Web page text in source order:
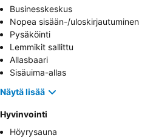
Businesskeskus
Nopea sisään-/uloskirjautuminen
Pysäköinti
Lemmikit sallittu
Allasbaari
Sisäuima-allas
Näytä lisää
Hyvinvointi
Höyrysauna